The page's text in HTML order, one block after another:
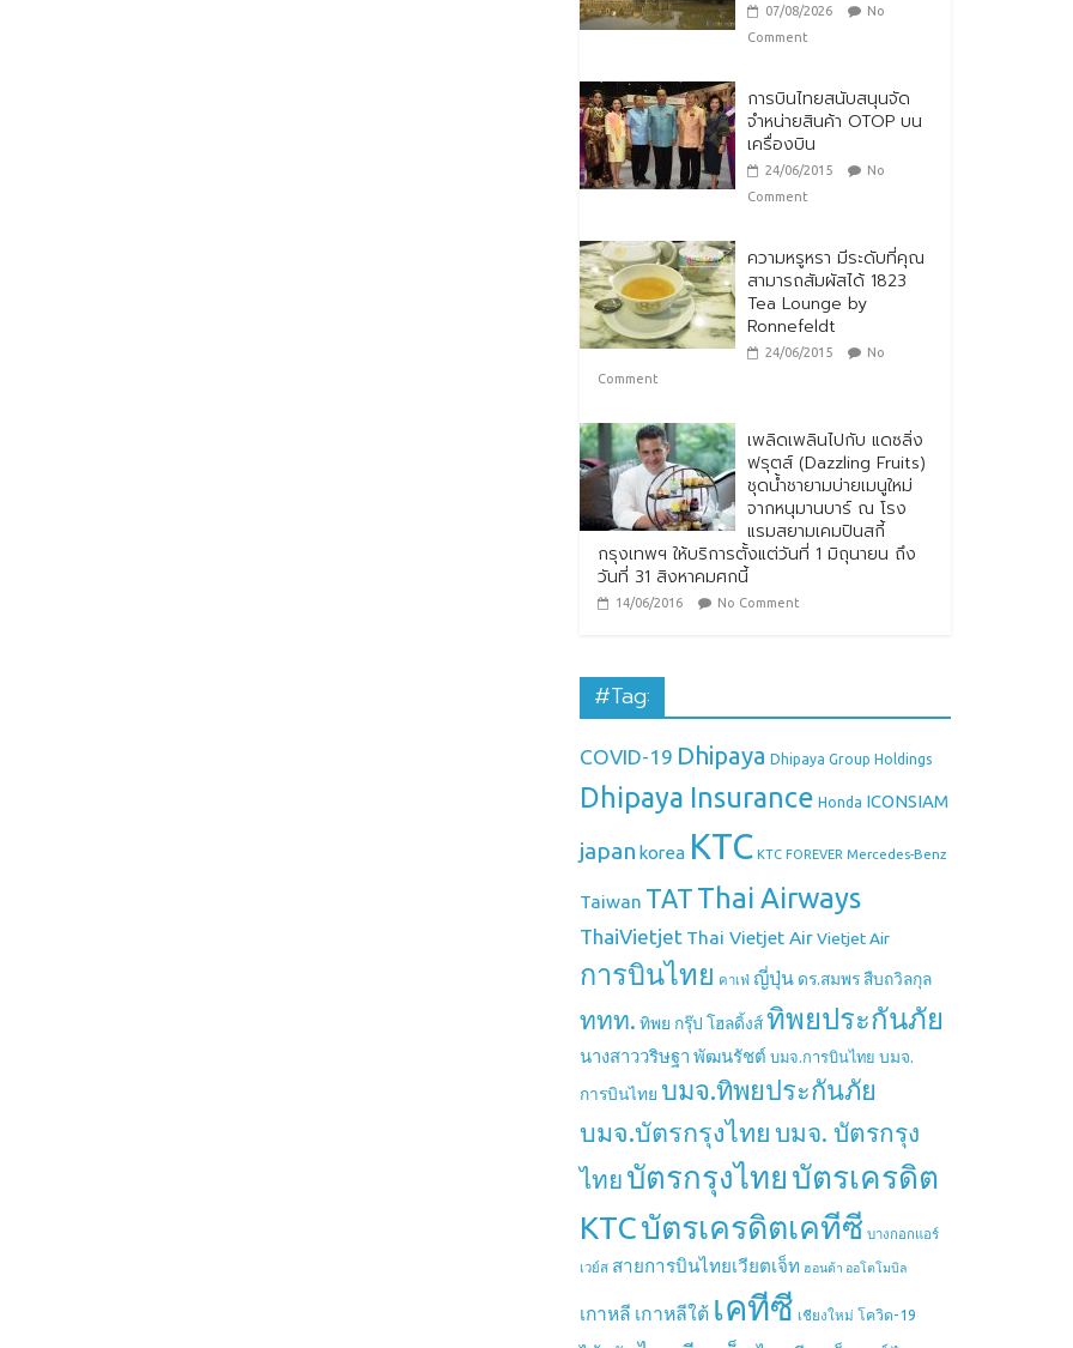
07/08/2026
No
Comment
07/08/2026
No
Comment
การบินไทยสนับสนุนจัด
จำหน่ายสินค้า OTOP บน
เครื่องบิน
24/06/2015
No
Comment
ความหรูหรา มีระดับที่คุณ
สามารถสัมผัสได้ 1823
Tea Lounge by
Ronnefeldt
24/06/2015
No
Comment
เพลิดเพลินไปกับ แดซลิ่ง
ฟรุตส์ (Dazzling Fruits)
ชุดน้ำชายามบ่ายเมนูใหม่
จากหนุมานบาร์ ณ โรง
แรมสยามเคมปินสกี้
กรุงเทพฯ ให้บริการตั้งแต่วันที่ 1 มิถุนายน ถึง
วันที่ 31 สิงหาคมศกนี้
14/06/2016 No Comment
#Tag:
COVID-19 Dhipaya Dhipaya Group Holdings
Dhipaya Insurance Honda ICONSIAM
japan korea KTC KTC FOREVER Mercedes-Benz
Taiwan TAT Thai Airways
ThaiVietjet Thai Vietjet AirVietjet Air
การบินไทย คาเฟ่ ญี่ปุ่น ดร.สมพร สืบถวิลกุล
ททท. ทิพย กรุ๊ป โฮลดิ้งส์ทิพยประกันภัย
นางสาววริษฐา พัฒนรัชต์ บมจ.การบินไทย บมจ.
การบินไทย บมจ.ทิพยประกันภัย
บมจ.บัตรกรุงไทย บมจ. บัตรกรุง
ไทย บัตรกรุงไทย บัตรเครดิต
KTCบัตรเครดิตเคทีซี บางกอกแอร์
เวย์ส สายการบินไทยเวียตเจ็ท ฮอนด้า ออโตโมบิล
เกาหลี เกาหลีใต้ เคทีซี เชียงใหม่ โควิด-19